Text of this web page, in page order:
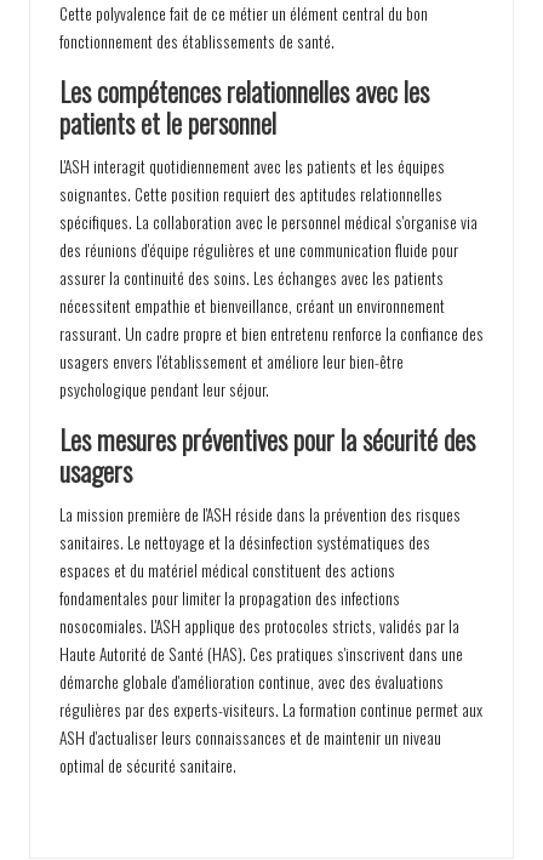
Cette polyvalence fait de ce métier un élément central du bon
fonctionnement des établissements de santé.
Les compétences relationnelles avec les
patients et le personnel
L'ASH interagit quotidiennement avec les patients et les équipes
soignantes. Cette position requiert des aptitudes relationnelles
spécifiques. La collaboration avec le personnel médical s'organise via
des réunions d'équipe régulières et une communication fluide pour
assurer la continuité des soins. Les échanges avec les patients
nécessitent empathie et bienveillance, créant un environnement
rassurant. Un cadre propre et bien entretenu renforce la confiance des
usagers envers l'établissement et améliore leur bien-être
psychologique pendant leur séjour.
Les mesures préventives pour la sécurité des
usagers
La mission première de l'ASH réside dans la prévention des risques
sanitaires. Le nettoyage et la désinfection systématiques des
espaces et du matériel médical constituent des actions
fondamentales pour limiter la propagation des infections
nosocomiales. L'ASH applique des protocoles stricts, validés par la
Haute Autorité de Santé (HAS). Ces pratiques s'inscrivent dans une
démarche globale d'amélioration continue, avec des évaluations
régulières par des experts-visiteurs. La formation continue permet aux
ASH d'actualiser leurs connaissances et de maintenir un niveau
optimal de sécurité sanitaire.